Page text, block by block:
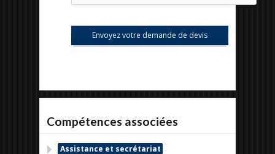
Compétences associées
Assistance et secrétariat